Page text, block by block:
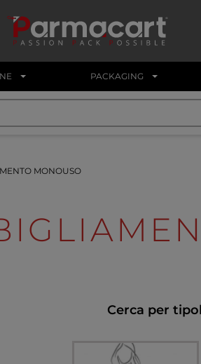
PACKAGING
MONOUSO
Cerca per